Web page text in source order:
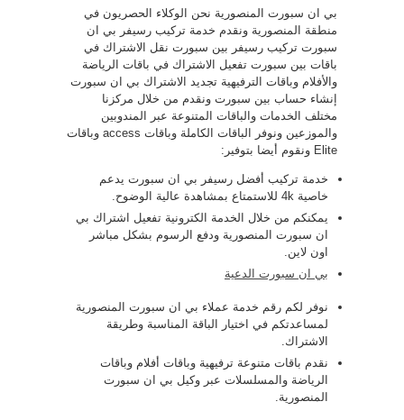
بي ان سبورت المنصورية نحن الوكلاء الحصريون في
منطقة المنصورية ونقدم خدمة تركيب رسيفر بي ان
سبورت تركيب رسيفر بين سبورت نقل الاشتراك في
باقات بين سبورت تفعيل الاشتراك في باقات الرياضة
والأفلام وباقات الترفيهية تجديد الاشتراك بي ان سبورت
إنشاء حساب بين سبورت ونقدم من خلال مركزنا
مختلف الخدمات والباقات المتنوعة عبر المندوبين
والموزعين ونوفر الباقات الكاملة وباقات access وباقات
Elite ونقوم أيضا بتوفير:
خدمة تركيب أفضل رسيفر بي ان سبورت يدعم
خاصية 4k للاستمتاع بمشاهدة عالية الوضوح.
يمكنكم من خلال الخدمة الكترونية تفعيل اشتراك بي
ان سبورت المنصورية ودفع الرسوم بشكل مباشر
اون لاين.
بي ان سبورت الدعية
نوفر لكم رقم خدمة عملاء بي ان سبورت المنصورية
لمساعدتكم في اختيار الباقة المناسبة وطريقة
الاشتراك.
نقدم باقات متنوعة ترفيهية وباقات أفلام وباقات
الرياضة والمسلسلات عبر وكيل بي ان سبورت
المنصورية.